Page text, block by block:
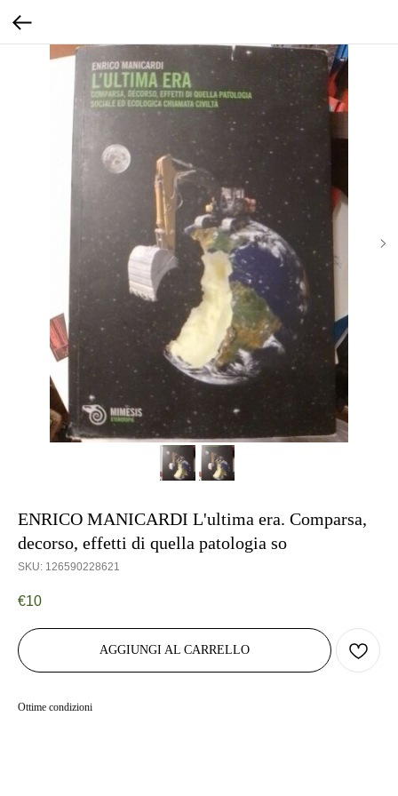
ENRICO MANICARDI L'ultima era. Comparsa,
decorso, effetti di quella patologia so
SKU: 126590228621
€10
AGGIUNGI AL CARRELLO
Ottime condizioni